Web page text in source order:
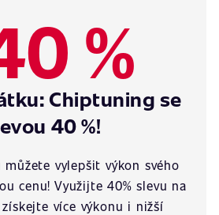
%
Chiptuning se
40 %!
vylepšit výkon svého
cenu! Využijte 40% slevu na
více výkonu i nižší